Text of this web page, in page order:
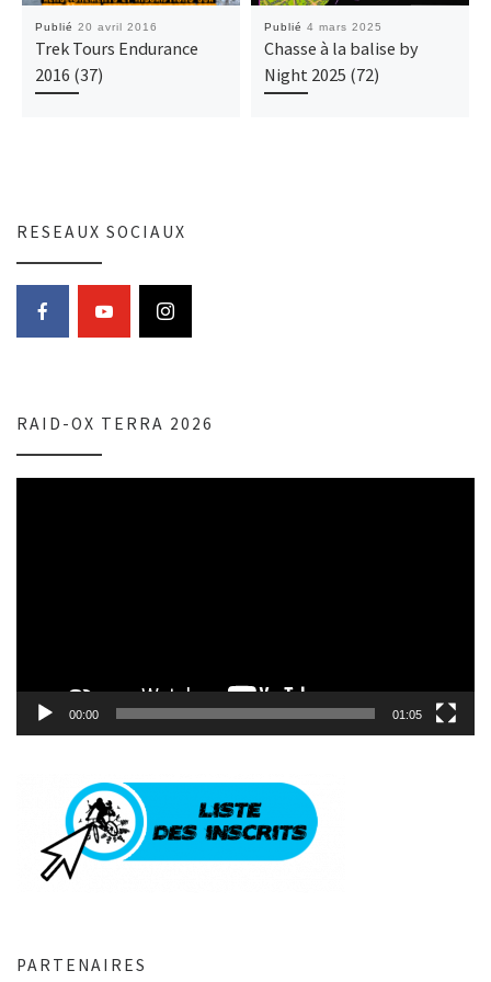
Publié 20 avril 2016
Trek Tours Endurance
2016 (37)
Publié 4 mars 2025
Chasse à la balise by
Night 2025 (72)
RESEAUX SOCIAUX
RAID-OX TERRA 2026
00:00 01:05
PARTENAIRES